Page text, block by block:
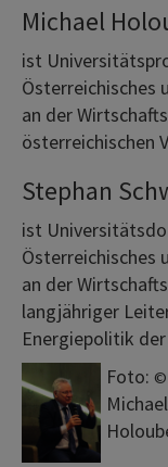
Michael
ist
Österreichisches
an der
österreichischen
Stephan
ist
Österreichisches
an der
langjähriger
Energiepolitik
Foto: ©
Michael